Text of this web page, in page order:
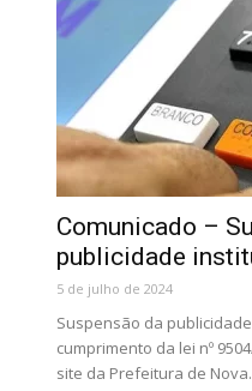
Comunicado –
publicidade
5 de julho de 2024
Suspensão da
cumprimento da lei nº
site da Prefeitura de